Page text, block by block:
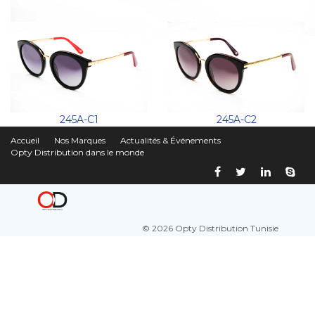
245A-C1 245A-C2
Accueil Nos Marques
Actualités & Événements
Opty Distribution dans le monde
© 2026 Opty Distribution Tunisie